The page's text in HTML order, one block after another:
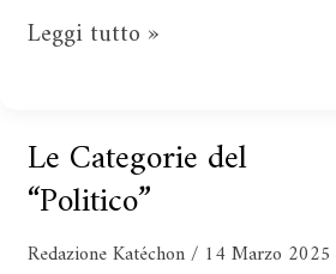
Leggi tutto »
Le Categorie del
“Politico”
Redazione Katéchon/ 14 Marzo 2025
Le
Categorie
del
“Politico”